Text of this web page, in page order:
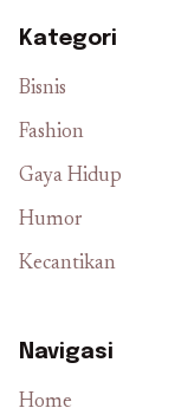
Kategori
Bisnis
Fashion
Gaya Hidup
Humor
Kecantikan
Navigasi
Home